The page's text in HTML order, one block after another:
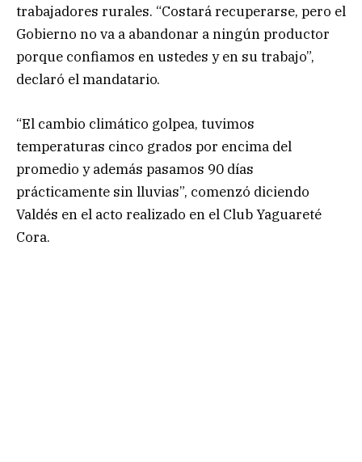
trabajadores rurales. “Costará recuperarse, pero el
Gobierno no va a abandonar a ningún productor
porque confiamos en ustedes y en su trabajo”,
declaró el mandatario.
“El cambio climático golpea, tuvimos
temperaturas cinco grados por encima del
promedio y además pasamos 90 días
prácticamente sin lluvias”, comenzó diciendo
Valdés en el acto realizado en el Club Yaguareté
Cora.